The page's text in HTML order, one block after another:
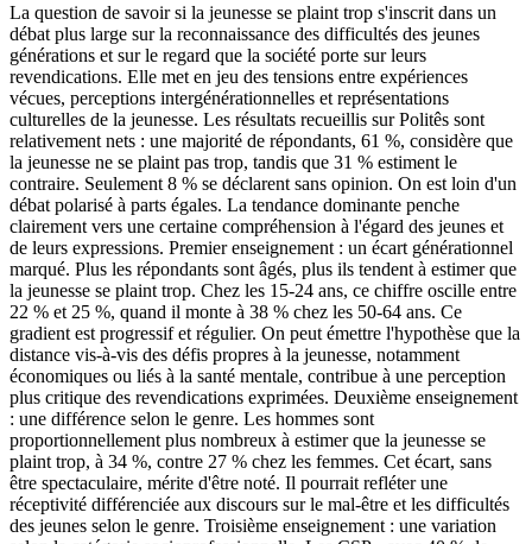
La question de savoir si la jeunesse se plaint trop s'inscrit dans un
débat plus large sur la reconnaissance des difficultés des jeunes
générations et sur le regard que la société porte sur leurs
revendications. Elle met en jeu des tensions entre expériences
vécues, perceptions intergénérationnelles et représentations
culturelles de la jeunesse. Les résultats recueillis sur Politês sont
relativement nets : une majorité de répondants, 61 %, considère que
la jeunesse ne se plaint pas trop, tandis que 31 % estiment le
contraire. Seulement 8 % se déclarent sans opinion. On est loin d'un
débat polarisé à parts égales. La tendance dominante penche
clairement vers une certaine compréhension à l'égard des jeunes et
de leurs expressions. Premier enseignement : un écart générationnel
marqué. Plus les répondants sont âgés, plus ils tendent à estimer que
la jeunesse se plaint trop. Chez les 15-24 ans, ce chiffre oscille entre
22 % et 25 %, quand il monte à 38 % chez les 50-64 ans. Ce
gradient est progressif et régulier. On peut émettre l'hypothèse que la
distance vis-à-vis des défis propres à la jeunesse, notamment
économiques ou liés à la santé mentale, contribue à une perception
plus critique des revendications exprimées. Deuxième enseignement
: une différence selon le genre. Les hommes sont
proportionnellement plus nombreux à estimer que la jeunesse se
plaint trop, à 34 %, contre 27 % chez les femmes. Cet écart, sans
être spectaculaire, mérite d'être noté. Il pourrait refléter une
réceptivité différenciée aux discours sur le mal-être et les difficultés
des jeunes selon le genre. Troisième enseignement : une variation